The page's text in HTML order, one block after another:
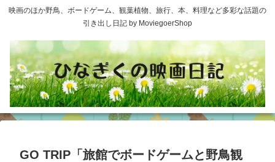
映画のほか野鳥、ボードゲーム、観葉植物、旅行、本、料理など多彩な話題の
引き出し日記 by MoviegoerShop
GO TRIP「旅館でボードゲームと野鳥観